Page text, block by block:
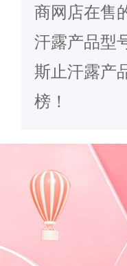
商网店在售
汗露产品型
斯止汗露产
榜！